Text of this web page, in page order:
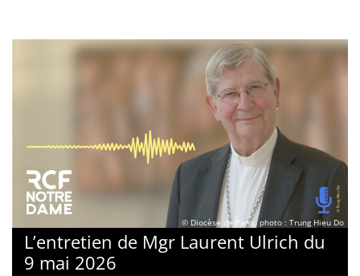
© Diocèse de Paris, photo : Trung Hieu Do
L’entretien de Mgr Laurent Ulrich du
9 mai 2026